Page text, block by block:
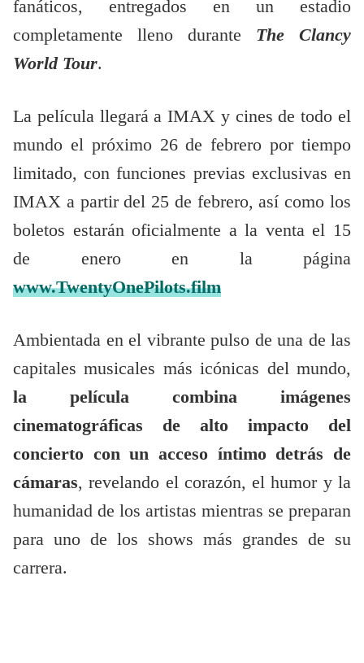
fanáticos, entregados en un estadio
completamente lleno durante The Clancy
World Tour.
La película llegará a IMAX y cines de todo el
mundo el próximo 26 de febrero por tiempo
limitado, con funciones previas exclusivas en
IMAX a partir del 25 de febrero, así como los
boletos estarán oficialmente a la venta el 15
de enero en la página
www.TwentyOnePilots.film
Ambientada en el vibrante pulso de una de las
capitales musicales más icónicas del mundo,
la película combina imágenes
cinematográficas de alto impacto del
concierto con un acceso íntimo detrás de
cámaras, revelando el corazón, el humor y la
humanidad de los artistas mientras se preparan
para uno de los shows más grandes de su
carrera.